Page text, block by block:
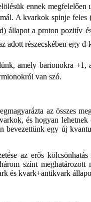
ennek
A kvarkok spinje feles
állapot a proton pozitív
adott részecskében egy
amely barionokra +1,
van szó.
az összes
és hogyan
bevezettünk egy új
az erős
színt
és kvark+antikvark